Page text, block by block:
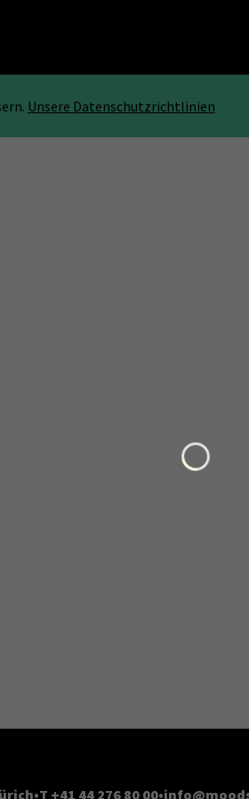
Unsere Datenschutzrichtlinien
T +41 44 276 80 00